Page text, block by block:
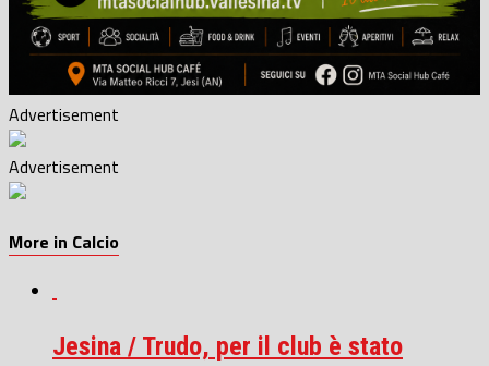
Advertisement
Advertisement
More in Calcio
Jesina / Trudo, per il club è stato